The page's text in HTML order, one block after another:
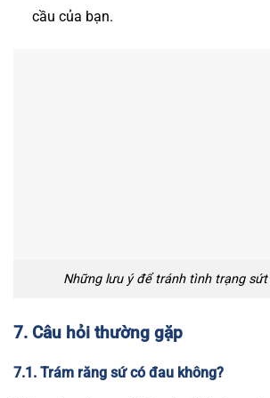
cầu của bạn.
Những lưu ý để tránh tình trạng
7. Câu hỏi thường gặp
7.1. Trám răng sứ có đau không?